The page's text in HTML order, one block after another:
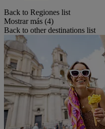
Back to Regiones list
Mostrar más (4)
Back to other destinations list